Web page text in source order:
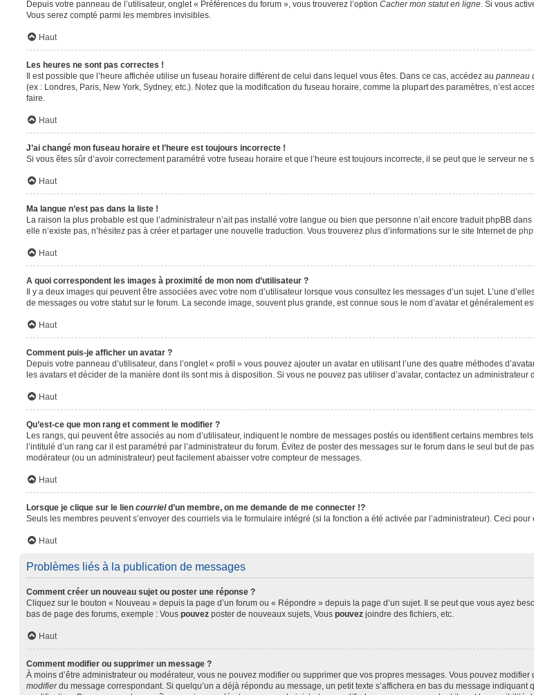
Depuis votre panneau de l’utilisateur, onglet « Préférences du forum », vous trouverez l’option Cacher mon statut en ligne. Si vous
Vous serez compté parmi les membres invisibles.
Haut
Les heures ne sont pas correctes !
Il est possible que l’heure affichée utilise un fuseau horaire différent de celui dans lequel vous êtes. Dans ce cas, accédez au panneau
(ex : Londres, Paris, New York, Sydney, etc.). Notez que la modification du fuseau horaire, comme la plupart des paramètres, n’est
faire.
Haut
J’ai changé mon fuseau horaire et l’heure est toujours incorrecte !
Si vous êtes sûr d’avoir correctement paramétré votre fuseau horaire et que l’heure est toujours incorrecte, il se peut que le serveur
Haut
Ma langue n’est pas dans la liste !
La raison la plus probable est que l’administrateur n’ait pas installé votre langue ou bien que personne n’ait encore traduit phpBB
elle n’existe pas, n’hésitez pas à créer et partager une nouvelle traduction. Vous trouverez plus d’informations sur le site Internet de
Haut
A quoi correspondent les images à proximité de mon nom d’utilisateur ?
Il y a deux images qui peuvent être associées avec votre nom d’utilisateur lorsque vous consultez les messages d’un sujet. L’une
de messages ou votre statut sur le forum. La seconde image, souvent plus grande, est connue sous le nom d’avatar et généralement
Haut
Comment puis-je afficher un avatar ?
Depuis votre panneau d’utilisateur, dans l’onglet « profil » vous pouvez ajouter un avatar en utilisant l’une des quatre méthodes
les avatars et décider de la manière dont ils sont mis à disposition. Si vous ne pouvez pas utiliser d’avatar, contactez un administrateur
Haut
Qu’est-ce que mon rang et comment le modifier ?
Les rangs, qui peuvent être associés au nom d’utilisateur, indiquent le nombre de messages postés ou identifient certains membres
l’intitulé d’un rang car il est paramétré par l’administrateur du forum. Évitez de poster des messages sur le forum dans le seul but de
modérateur (ou un administrateur) peut facilement abaisser votre compteur de messages.
Haut
Lorsque je clique sur le lien courrield’un membre, on me demande de me connecter !?
Seuls les membres peuvent s’envoyer des courriels via le formulaire intégré (si la fonction a été activée par l’administrateur). Ceci
Haut
Problèmes liés à la publication de messages
Comment créer un nouveau sujet ou poster une réponse ?
Cliquez sur le bouton « Nouveau » depuis la page d’un forum ou « Répondre » depuis la page d’un sujet. Il se peut que vous ayez
bas de page des forums, exemple : Vous pouvezposter de nouveaux sujets, Vous pouvezjoindre des fichiers, etc.
Haut
Comment modifier ou supprimer un message ?
À moins d’être administrateur ou modérateur, vous ne pouvez modifier ou supprimer que vos propres messages. Vous pouvez
modifierdu message correspondant. Si quelqu’un a déjà répondu au message, un petit texte s’affichera en bas du message